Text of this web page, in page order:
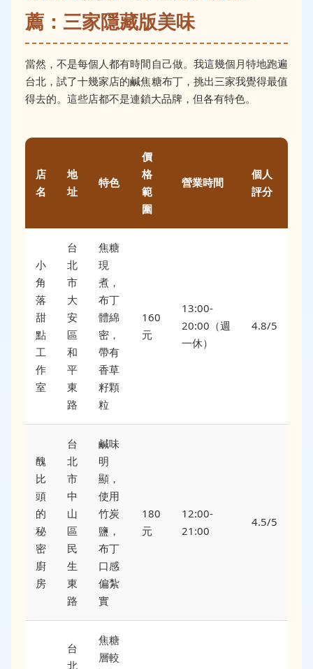
薦：三家隱藏版美味
當然，不是每個人都有時間自己做。我這幾個月特地跑遍
台北，試了十幾家店的鹹焦糖布丁，挑出三家我覺得最值
得去的。這些店都不是連鎖大品牌，但各有特色。
店
名
地
址
特色
價
格
範
圍
營業時間
個人
評分
小
角
落
甜
點
工
作
室
台
北
市
大
安
區
和
平
東
路
焦糖
現
煮，
布丁
體綿
密，
帶有
香草
籽顆
粒
160
元
13:00-
20:00（週
一休）
4.8/5
醜
比
頭
的
秘
密
廚
房
台
北
市
中
山
區
民
生
東
路
鹹味
明
顯，
使用
竹炭
鹽，
布丁
口感
偏紮
實
180
元
12:00-
21:00
4.5/5
台
北
焦糖
層較